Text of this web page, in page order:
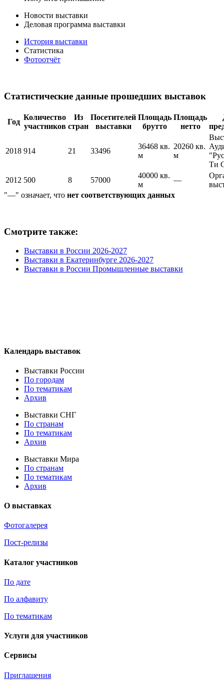
Новости выставки
Деловая программа выставки
История выставки
Статистика
Фотоотчёт
Статистические данные прошедших выставок
Год
Количество
участников
Из
стран
Посетителей
выставки
Площадь
брутто
Площадь
нетто
2018 914 21 33496
36468 кв.
м
20260 кв.
м
Ти
2012 500 8 57000
40000 кв.
м
—
"—" означает, что нет соответствующих данных
Смотрите также:
Выставки в России 2026-2027
Выставки в Екатеринбурге 2026-2027
Выставки в России Промышленные выставки
Календарь выставок
Выставки России
По городам
По тематикам
Архив
Выставки СНГ
По странам
По тематикам
Архив
Выставки Мира
По странам
По тематикам
Архив
О выставках
Фотогалерея
Пост-релизы
Каталог участников
По дате
По алфавиту
По тематикам
Услуги для участников
Сервисы
Приглашения